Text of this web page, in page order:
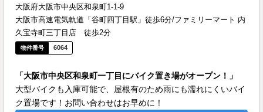
大阪府大阪市中央区和泉町1-1-9
大阪市高速電気軌道「谷町四丁目駅」徒歩6分/ファミリーマート 内
久宝寺町三丁目店 徒歩2分
6064
「大阪市中央区和泉町一丁目にバイク置き場がオープン！」
大型バイクも入庫可能で、屋根有のため雨にも濡れにくいバイ
ク置場です！お問い合わせはお早めに！